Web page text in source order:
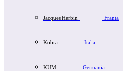
Jacques Herbin Franta
Kobra Italia
KUM Germania